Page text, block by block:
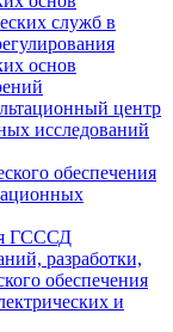
служб в
основ
центр
исследований
обеспечения
ГСССД
разработки,
обеспечения
и